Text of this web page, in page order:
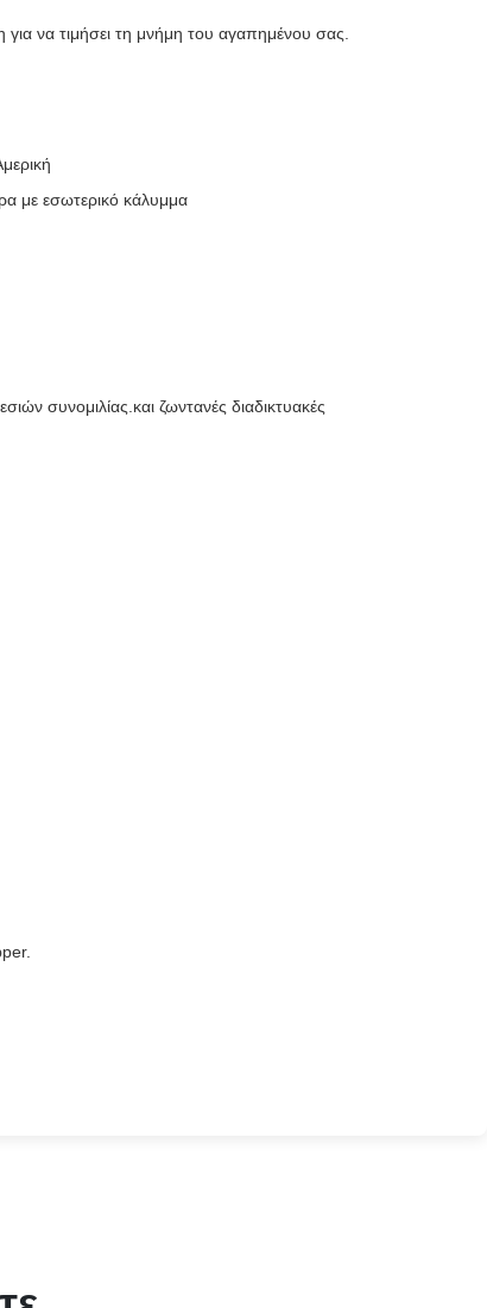
για να τιμήσει τη μνήμη του αγαπημένου σας.
με εσωτερικό κάλυμμα
συνομιλίας.και ζωντανές διαδικτυακές